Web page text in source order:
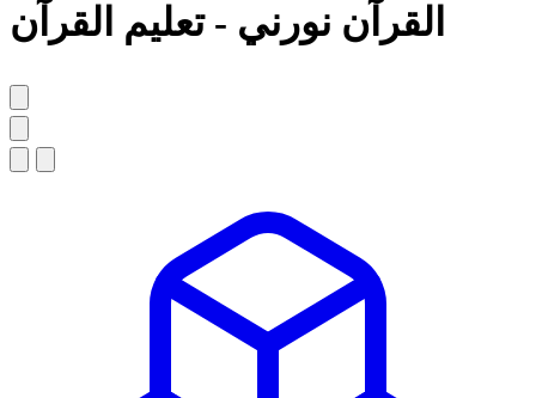
القرآن نورني - تعليم القرآن